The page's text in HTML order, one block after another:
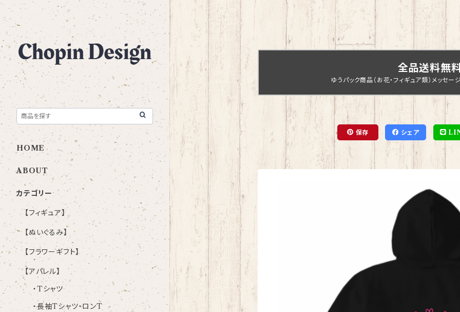
全品送料無
ゆうパック商品（お花・フィギュア類）メッセ
保存 シェア
HOME
ABOUT
カテゴリー
【フィギュア】
【ぬいぐるみ】
【フラワーギフト】
【アパレル】
・Tシャツ
・長袖Tシャツ・ロンT